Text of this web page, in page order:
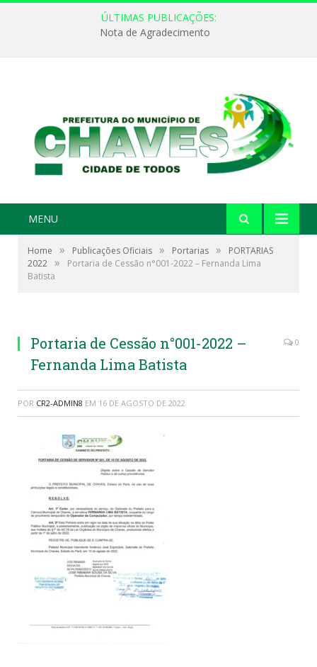
ÚLTIMAS PUBLICAÇÕES:
Nota de Agradecimento
MENU
Home » Publicações Oficiais » Portarias »
PORTARIAS
2022 »
Portaria de Cessão n°001-2022 – Fernanda Lima
Batista
Portaria de Cessão n°001-2022 –
Fernanda Lima Batista
0
POR CR2-ADMIN8 EM 16 DE AGOSTO DE 2022